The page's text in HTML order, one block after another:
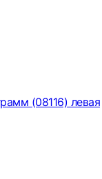
(08116) левая